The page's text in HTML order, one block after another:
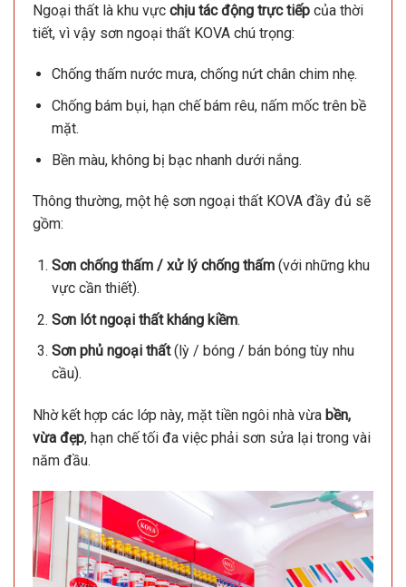
Ngoại thất là khu vực chịu tác động trực tiếp của thời
tiết, vì vậy sơn ngoại thất KOVA chú trọng:
Chống thấm nước mưa, chống nứt chân chim nhẹ.
Chống bám bụi, hạn chế bám rêu, nấm mốc trên bề
mặt.
Bền màu, không bị bạc nhanh dưới nắng.
Thông thường, một hệ sơn ngoại thất KOVA đầy đủ sẽ
gồm:
Sơn chống thấm / xử lý chống thấm(với những khu
vực cần thiết).
Sơn lót ngoại thất kháng kiềm.
Sơn phủ ngoại thất(lỳ / bóng / bán bóng tùy nhu
cầu).
Nhờ kết hợp các lớp này, mặt tiền ngôi nhà vừa bền,
vừa đẹp, hạn chế tối đa việc phải sơn sửa lại trong vài
năm đầu.